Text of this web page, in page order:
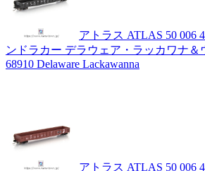
アトラス ATLAS 50 006
ンドラカー デラウェア・ラッカワナ＆
68910 Delaware Lackawanna
アトラス ATLAS 50 006